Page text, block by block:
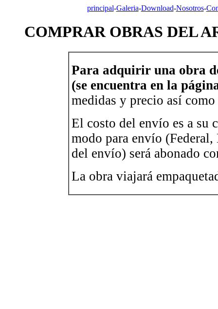
principal-Galeria-Download-Nosotros-
COMPRAR OBRAS DEL
Para adquirir una obra
(se encuentra en la
medidas y precio así
El costo del envío es a su
modo para envío
del envío) será abonado
La obra viajará